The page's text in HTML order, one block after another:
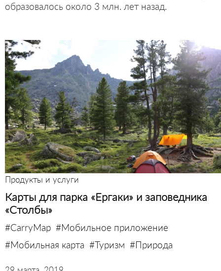
образовалось около 3 млн. лет назад.
Продукты и услуги
Карты для парка «Ергаки» и заповедника
«Столбы»
#CarryMap #Мобильное приложение
#Мобильная карта #Туризм #Природа